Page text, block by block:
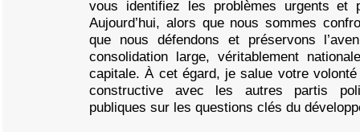
vous identifiez les problèmes urgents et
Aujourd’hui, alors que nous sommes
que nous défendons et préservons
consolidation large, véritablement
capitale. À cet égard, je salue votre
constructive avec les autres partis
publiques sur les questions clés du